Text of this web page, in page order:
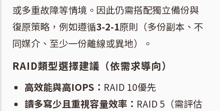
或多重故障等情境。因此仍需搭配獨立備份與
復原策略，例如遵循3-2-1原則（多份副本、不
同媒介、至少一份離線或異地）。
RAID類型選擇建議（依需求導向）
高效能與高IOPS： RAID 10優先
讀多寫少且重視容量效率： RAID 5（需評估